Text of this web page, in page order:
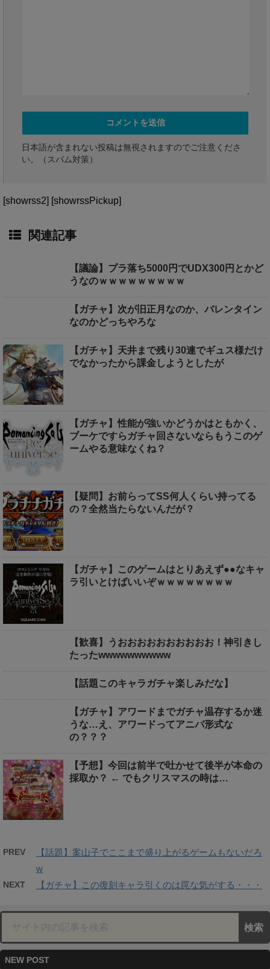
日本語が含まれない投稿は無視されますのでご注意くださ
い。（スパム対策）
[showrss2] [showrssPickup]
関連記事
【議論】プラ落ち5000円でUDX300円とかど
うなのｗｗｗｗｗｗｗｗｗ
【ガチャ】次が旧正月なのか、バレンタイン
なのかどっちやろな
【ガチャ】天井まで残り30連でギュス様だけ
でなかったから課金しようとしたが
【ガチャ】性能が強いかどうかはともかく、
ブーケですらガチャ回さないならもうこのゲ
ームやる意味なくね？
【疑問】お前らってSS何人くらい持ってる
の？全然当たらないんだが？
【ガチャ】このゲームはとりあえず●●なキャ
ラ引いとけばいいぞｗｗｗｗｗｗｗｗ
【歓喜】うおおおおおおおおおお！神引きし
たったwwwwwwwwww
【話題このキャラガチャ楽しみだな】
【ガチャ】アワードまでガチャ温存するか迷
うな…え、アワードってアニバ形式な
の？？？
【予想】今回は前半で吐かせて後半が本命の
採取か？ ← でもクリスマスの時は…
PREV
【話題】案山子でここまで盛り上がるゲームもないだろ
w
NEXT 【ガチャ】この復刻キャラ引くのは罠な気がする・・・
NEW POST